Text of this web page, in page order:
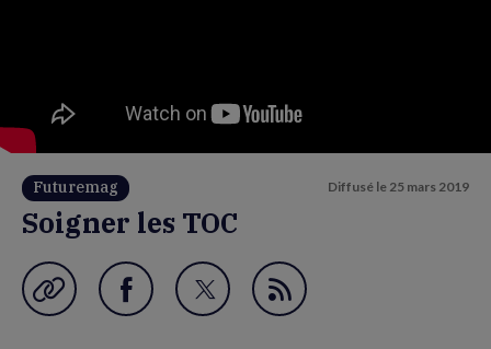
Futuremag Diffusé le 25 mars 2019
Soigner les TOC
Garder en favori
Partager PartagerFlux